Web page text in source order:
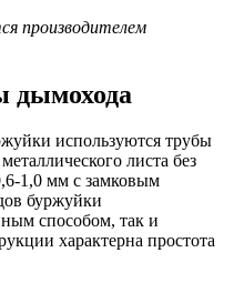
производителем
дымохода
используются трубы
листа без
1,0 мм с замковым
буржуйки
способом, так и
характерна простота